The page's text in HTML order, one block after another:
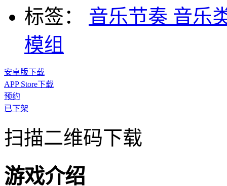
标签：
音乐节奏 音乐
模组
安卓版下载
APP Store下载
预约
已下架
扫描二维码下载
游戏介绍